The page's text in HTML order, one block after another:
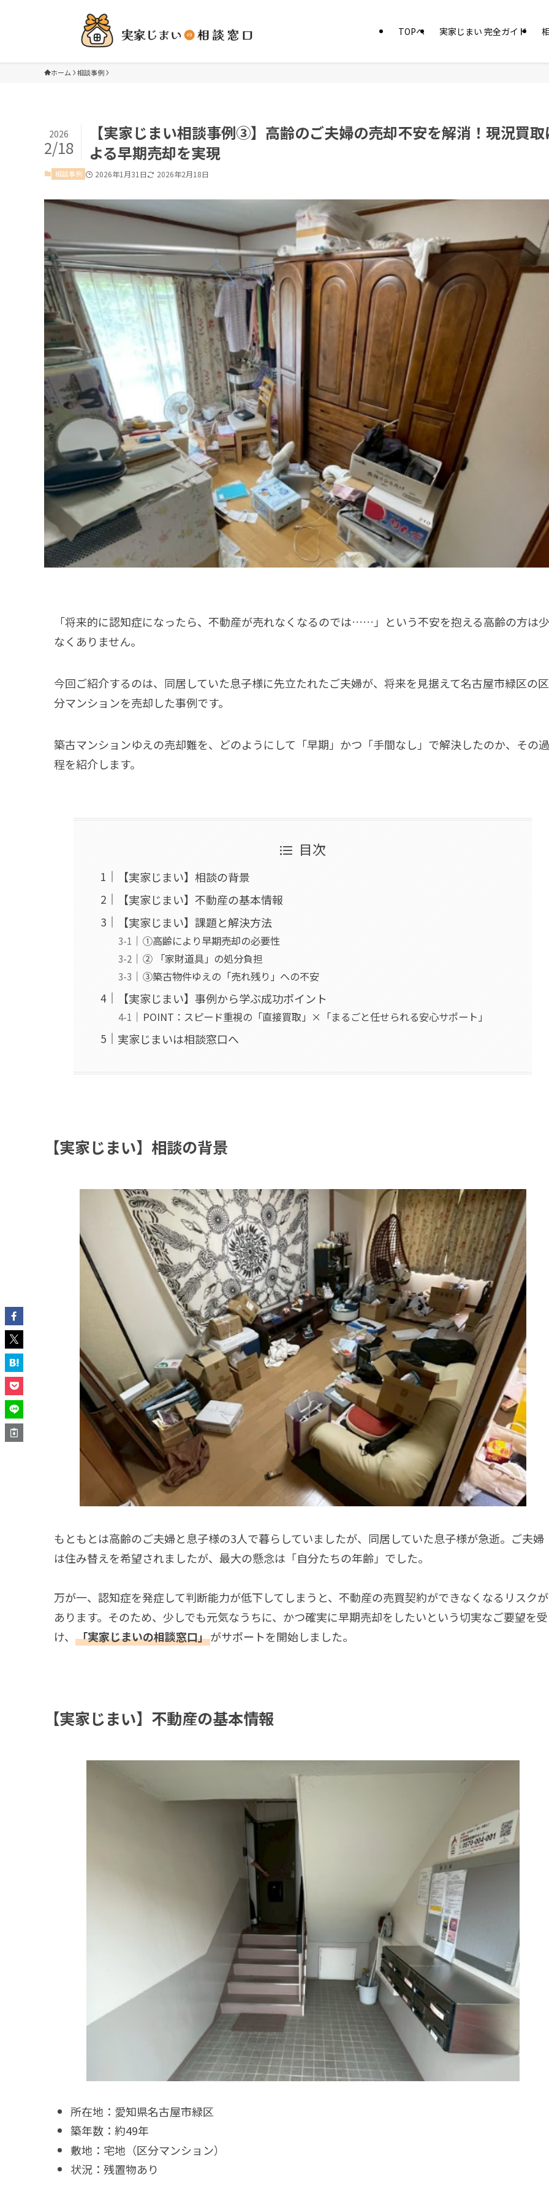
TOPへ 実家じまい 完全ガイド
ホーム 相談事例
【実家じまい相談事例③】高齢のご夫婦の売却不安を解消！現況買取
よる早期売却を実現
2026
2/18
相談事例 2026年1月31日 2026年2月18日
「将来的に認知症になったら、不動産が売れなくなるのでは……」という不安を抱える高齢の方は少
なくありません。
今回ご紹介するのは、同居していた息子様に先立たれたご夫婦が、将来を見据えて名古屋市緑区の区
分マンションを売却した事例です。
築古マンションゆえの売却難を、どのようにして「早期」かつ「手間なし」で解決したのか、その過
程を紹介します。
目次
【実家じまい】相談の背景
【実家じまい】不動産の基本情報
【実家じまい】課題と解決方法
①高齢により早期売却の必要性
② 「家財道具」の処分負担
③築古物件ゆえの「売れ残り」への不安
【実家じまい】事例から学ぶ成功ポイント
POINT：スピード重視の「直接買取」×「まるごと任せられる安心サポート」
実家じまいは相談窓口へ
【実家じまい】相談の背景
もともとは高齢のご夫婦と息子様の3人で暮らしていましたが、同居していた息子様が急逝。ご夫婦
は住み替えを希望されましたが、最大の懸念は「自分たちの年齢」でした。
万が一、認知症を発症して判断能力が低下してしまうと、不動産の売買契約ができなくなるリスクが
あります。そのため、少しでも元気なうちに、かつ確実に早期売却をしたいという切実なご要望を受
け、 「実家じまいの相談窓口」がサポートを開始しました。
【実家じまい】 不動産の基本情報
所在地：愛知県名古屋市緑区
築年数：約49年
敷地：宅地（区分マンション）
状況：残置物あり